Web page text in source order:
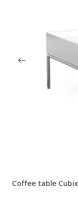
Coffee table